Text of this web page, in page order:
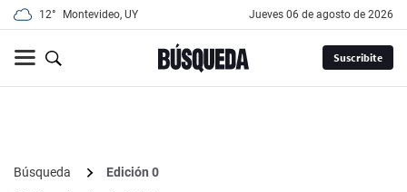
12° Montevideo, UY jueves 06 de agosto de 2026
Suscribite
Búsqueda
Edición 0